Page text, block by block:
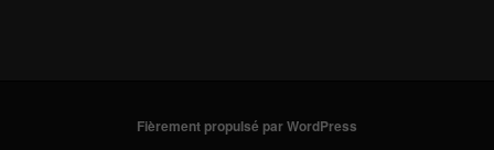
Fièrement propulsé par WordPress